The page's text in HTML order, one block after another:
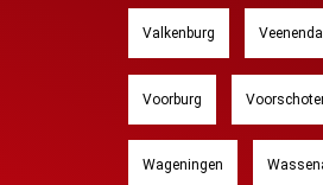
Valkenburg
Voorburg
Wageningen